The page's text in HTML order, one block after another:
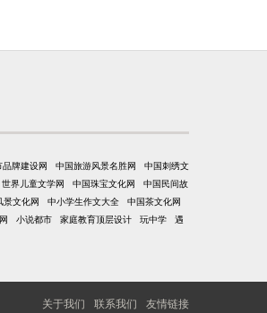
牌建设网 中国旅游风景名胜网
中国刺绣文
世界儿童文学网 中国珠宝文化网
中国民间故
景文化网 中小学生作文大全
中国茶文化网
小说都市 家庭教育顶层设计 玩中学
遇
关于我们 联系我们 友情链接